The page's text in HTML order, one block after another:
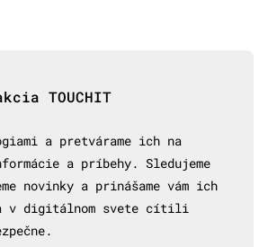
TOUCHIT
a pretvárame ich na
a príbehy. Sledujeme
novinky a prinášame vám ich
v digitálnom svete cítili